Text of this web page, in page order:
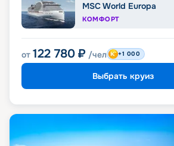
MSC World Europa
КОМФОРТ
от 122 780 ₽ /чел +1 000
Выбрать круиз